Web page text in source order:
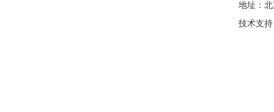
地址：
技术支